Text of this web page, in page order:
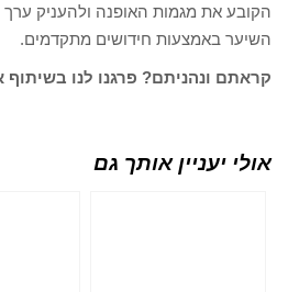
הקובע את מגמות האופנה ולהעניק ערך
השיער באמצעות חידושים מתקדמים.
קראתם ונהניתם? פרגנו לנו בשיתוף
אולי יעניין אותך גם